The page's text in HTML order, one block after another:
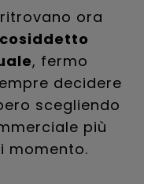
ora
, fermo
decidere
scegliendo
più
momento.